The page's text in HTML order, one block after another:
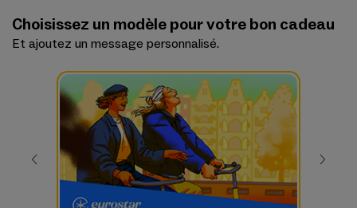
Choisissez un modèle pour votre bon cadeau
Et ajoutez un message personnalisé.